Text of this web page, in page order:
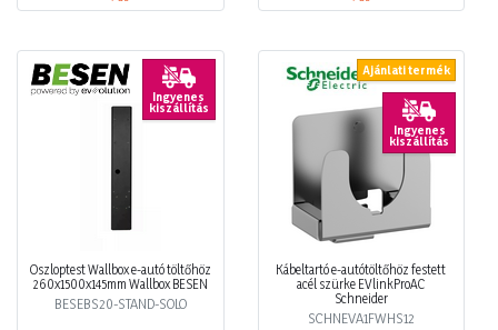
Ingyenes
kiszállítás
Oszloptest Wallbox e-autó töltőhöz
260x1500x145mm Wallbox BESEN
BESEBS20-STAND-SOLO
Ajánlati termék
Ingyenes
kiszállítás
Kábeltartó e-autótöltőhöz festett
acél szürke EVlinkProAC
Schneider
SCHNEVA1FWHS12